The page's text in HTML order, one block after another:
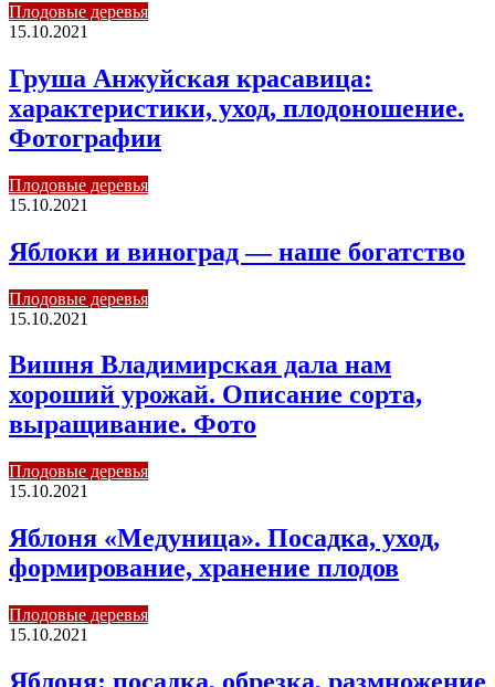
Плодовые деревья
15.10.2021
Груша Анжуйская красавица:
характеристики, уход, плодоношение.
Фотографии
Плодовые деревья
15.10.2021
Яблоки и виноград — наше богатство
Плодовые деревья
15.10.2021
Вишня Владимирская дала нам
хороший урожай. Описание сорта,
выращивание. Фото
Плодовые деревья
15.10.2021
Яблоня «Медуница». Посадка, уход,
формирование, хранение плодов
Плодовые деревья
15.10.2021